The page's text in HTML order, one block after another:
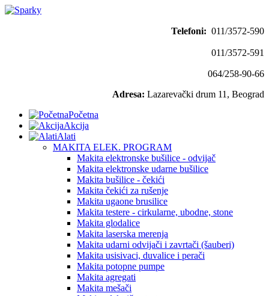
Telefoni: 011/3572-590
011/3572-591
064/258-90-66
Adresa: Lazarevački drum 11, Beograd
Početna
Akcija
Alati
MAKITA ELEK. PROGRAM
Makita elektronske bušilice - odvijač
Makita elektronske udarne bušilice
Makita bušilice - čekići
Makita čekići za rušenje
Makita ugaone brusilice
Makita testere - cirkularne, ubodne, stone
Makita glodalice
Makita laserska merenja
Makita udarni odvijači i zavrtači (šauberi)
Makita usisivaci, duvalice i perači
Makita potopne pumpe
Makita agregati
Makita mešači